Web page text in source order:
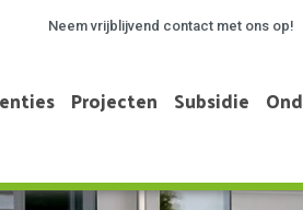
Neem vrijblijvend contact met ons op!
Projecten Subsidie